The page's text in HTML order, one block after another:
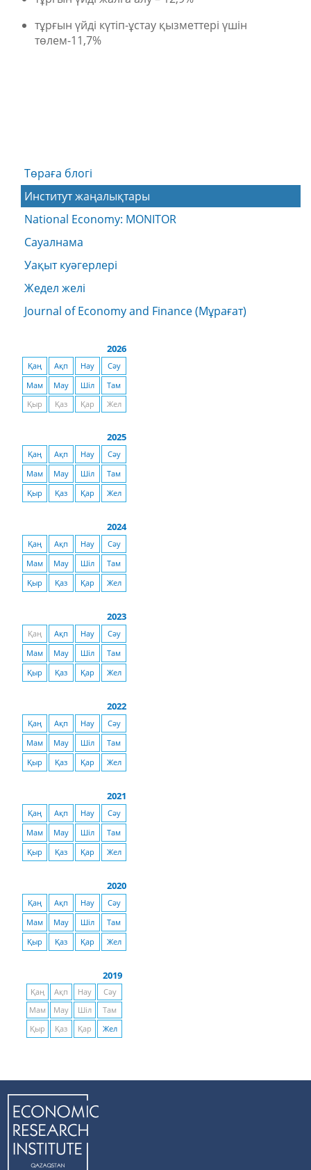
тұрғын үйді күтіп-ұстау қызметтері үшін
төлем-11,7%
Төраға блогі
Институт жаңалықтары
National Economy: MONITOR
Сауалнама
Уақыт куәгерлері
Жедел желі
Journal of Economy and Finance (Мұрағат)
2026
Қаң Ақп Нау
Сәу
Мам
Мау Шіл
Там
Қыр
Қаз Қар Жел
2025
Қаң Ақп Нау
Сәу
Мам
Мау Шіл
Там
Қыр
Қаз Қар Жел
2024
Қаң Ақп Нау
Сәу
Мам
Мау Шіл
Там
Қыр
Қаз Қар Жел
2023
Қаң Ақп Нау
Сәу
Мам
Мау Шіл
Там
Қыр
Қаз Қар Жел
2022
Қаң Ақп Нау
Сәу
Мам
Мау Шіл
Там
Қыр
Қаз Қар Жел
2021
Қаң Ақп Нау
Сәу
Мам
Мау Шіл
Там
Қыр
Қаз Қар Жел
2020
Қаң Ақп Нау
Сәу
Мам
Мау Шіл
Там
Қыр
Қаз Қар Жел
2019
Қаң Ақп Нау
Сәу
Мам
Мау Шіл
Там
Қыр
Қаз Қар Жел